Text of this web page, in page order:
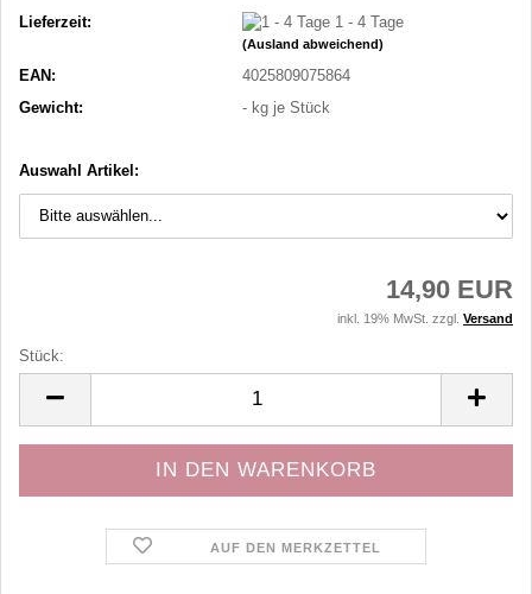
Lieferzeit:
1 - 4 Tage
(Ausland abweichend)
EAN:
4025809075864
Gewicht:
- kg je Stück
Auswahl Artikel:
14,90 EUR
inkl. 19% MwSt. zzgl. Versand
Stück:
AUF DEN MERKZETTEL